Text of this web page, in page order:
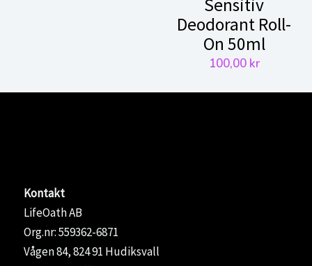
Sensitiv
Deodorant Roll-
On 50ml
100,00 kr
Kontakt
LifeOath AB
Org.nr: 559362-6871
Vågen 84, 824 91 Hudiksvall